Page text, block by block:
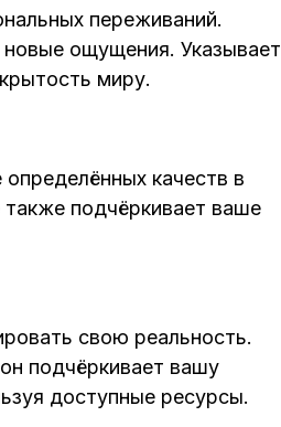
переживаний.
ощущения. Указывает
миру.
качеств в
подчёркивает ваше
свою реальность.
подчёркивает вашу
доступные ресурсы.